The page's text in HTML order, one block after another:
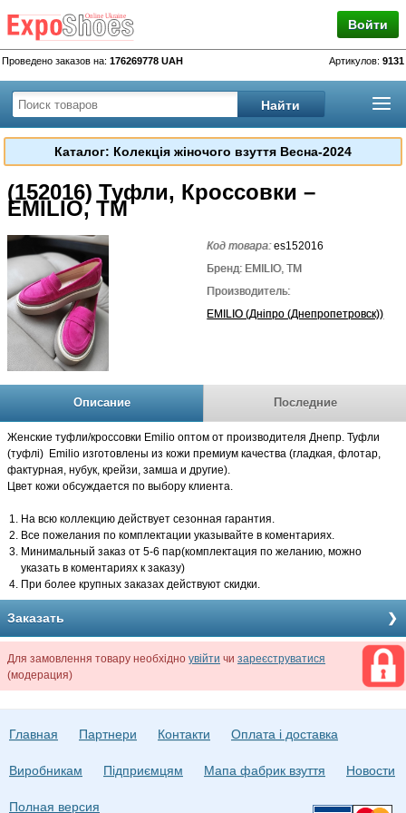
Войти
Проведено заказов на: 176269778 UAH Артикулов: 9131
Каталог: Колекція жіночого взуття Весна-2024
(152016) Туфли, Кроссовки –
EMILIO, TM
Код товара:es152016
Бренд: EMILIO, TM
Производитель:
EMILIO (Дніпро (Днепропетровск))
Описание Последние
Женские туфли/кроссовки Emilio оптом от производителя Днепр. Туфли
(туфлi) Emilio изготовлены из кожи премиум качества (гладкая, флотар,
фактурная, нубук, крейзи, замша и другие).
Цвет кожи обсуждается по выбору клиента.
На всю коллекцию действует сезонная гарантия.
Все пожелания по комплектации указывайте в коментариях.
Минимальный заказ от 5-6 пар(комплектация по желанию, можно
указать в коментариях к заказу)
При более крупных заказах действуют скидки.
Заказать
Для замовлення товару необхідно увійти чи зареєструватися
(модерация)
Главная Партнери Контакти Оплата і доставка
Виробникам Підприємцям Мапа фабрик взуття Новости
Полная версия